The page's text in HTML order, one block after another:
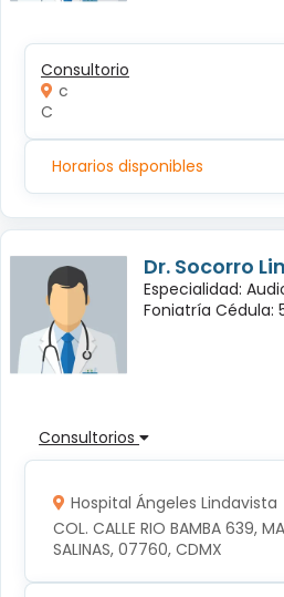
Consultorio
c
C
Horarios disponibles
Dr. Socorro
Especialidad:
Foniatría Cédula:
Consultorios
Hospital Ángeles Lindavista
COL. CALLE RIO BAMBA 639,
SALINAS, 07760, CDMX